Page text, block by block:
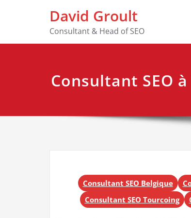
David Groult
Consultant & Head of SEO
Consultant SEO
Consultant SEO Belgique
Consultant SEO Tourcoing